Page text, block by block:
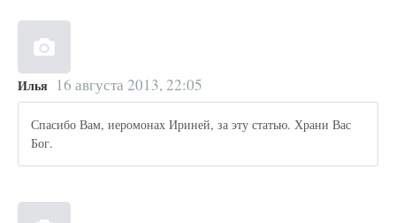
Илья 16 августа 2013, 22:05
Спасибо Вам, иеромонах Ириней, за эту статью. Храни Вас
Бог.